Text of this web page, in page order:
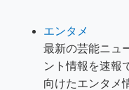
エンタメ
最新の芸能ニュ
ント情報を速報
向けたエンタメ